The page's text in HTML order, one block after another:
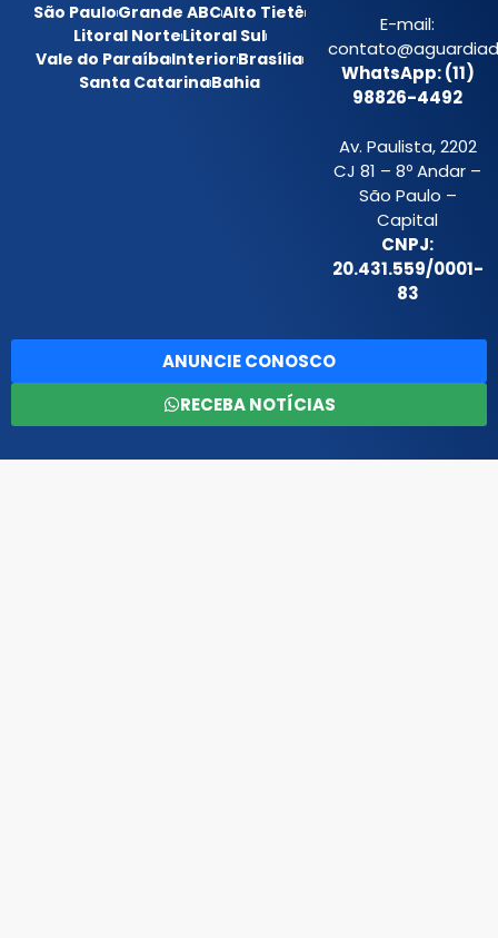
São PauloGrande ABCAlto Tietê
Litoral NorteLitoral Sul
Vale do ParaíbaInteriorBrasília
Santa CatarinaBahia
E-mail:
WhatsApp: (11)
98826-4492
Av. Paulista, 2202
CJ 81 – 8º Andar –
São Paulo –
Capital
CNPJ:
20.431.559/0001-
83
ANUNCIE CONOSCO
RECEBA NOTÍCIAS